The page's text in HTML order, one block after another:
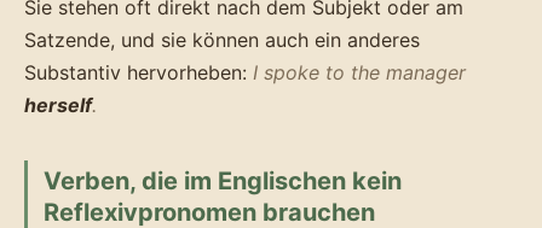
Sie stehen oft direkt nach dem Subjekt oder am
Satzende, und sie können auch ein anderes
Substantiv hervorheben: I spoke to the manager
herself.
Verben, die im Englischen kein
Reflexivpronomen brauchen